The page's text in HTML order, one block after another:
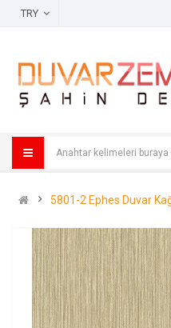
5801-2 Ephes Duvar